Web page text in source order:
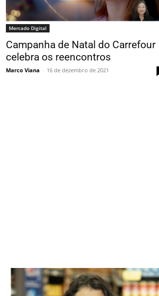
Mercado Digital
Campanha de Natal do Carrefour
celebra os reencontros
Marco Viana - 16 de dezembro de 2021